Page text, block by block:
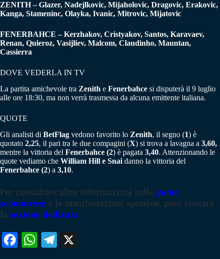
ZENITH – Glazer, Nadejlkovic, Mijaholovic, Dragovic, Erakovic,
Kanga, Stameninc, Olayka, Ivanic, Mitrovic, Mijatovic
FENERBAHCE – Kerzhakov, Cristyakov, Santos, Karavaev,
Renan, Quieroz, Vasijliev, Malcom, Claudinho, Mauntan,
Cassierra
DOVE VEDERLA IN TV
La partita amichevole tra Zenith e Fenerbahce si disputerà il 9 luglio
alle ore 18:30, ma non verrà trasmessa da alcuna emittente italiana.
QUOTE
Gli analisti di BetFlag vedono favorito lo Zenith, il segno (1) è
quotato 2,25, il pari tra le due compagini (X) si trova a lavagna a 3,60,
mentre la vittoria del Fenerbahce (2) è pagata 3,40. Attenzionando le
quote vediamo che William Hill e Snai danno la vittoria del
Fenerbahce (2) a 3,10.
Per consultare altre informazioni sulle quote
scommesse e le manifestazioni sportive, puoi visitare
la sezione dedicata
Fa W
Te